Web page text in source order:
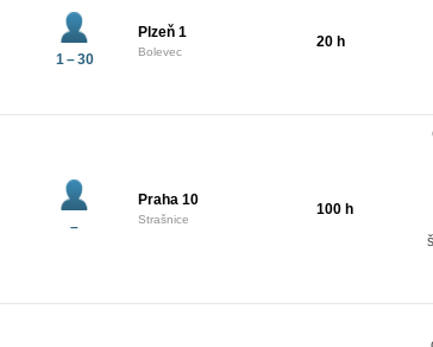
1 – 30
Plzeň 1
Bolevec
20 h
–
Praha 10
Strašnice
100 h